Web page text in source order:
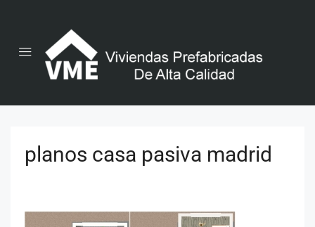
planos casa pasiva madrid